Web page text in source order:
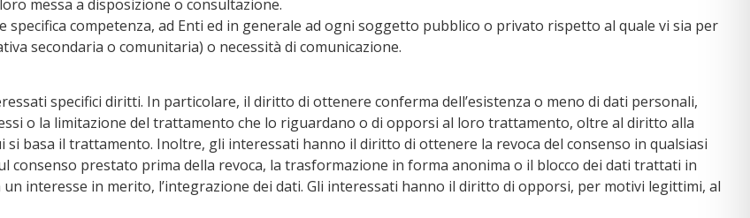
messa a disposizione o consultazione.
competenza, ad Enti ed in generale ad ogni soggetto pubblico o privato rispetto al quale vi sia per
secondaria o comunitaria) o necessità di comunicazione.
specifici diritti. In particolare, il diritto di ottenere conferma dell’esistenza o meno di dati personali,
o la limitazione del trattamento che lo riguardano o di opporsi al loro trattamento, oltre al diritto alla
basa il trattamento. Inoltre, gli interessati hanno il diritto di ottenere la revoca del consenso in qualsiasi
consenso prestato prima della revoca, la trasformazione in forma anonima o il blocco dei dati trattati in
interesse in merito, l’integrazione dei dati. Gli interessati hanno il diritto di opporsi, per motivi legittimi, al